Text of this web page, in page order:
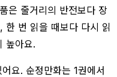
은 줄거리의 반전보다 장
한 번 읽을 때보다 다시 읽
높아요.
요. 순정만화는 1권에서